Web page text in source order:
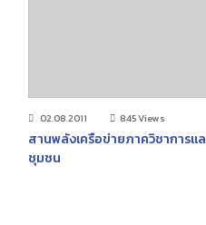
02.08.2011 845 Views
สานพลังเครือข่ายภาควิชาการ
ชุมชน